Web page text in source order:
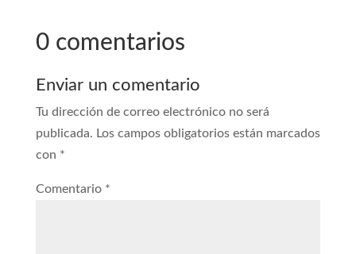
0 comentarios
Enviar un comentario
Tu dirección de correo electrónico no será
publicada. Los campos obligatorios están marcados
con *
Comentario *